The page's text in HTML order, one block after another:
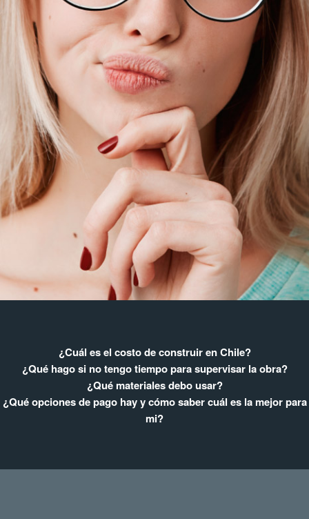
¿Cuál es el costo de construir en Chile?
¿Qué hago si no tengo tiempo para supervisar la obra?
¿Qué materiales debo usar?
¿Qué opciones de pago hay y cómo saber cuál es la mejor para
mi?